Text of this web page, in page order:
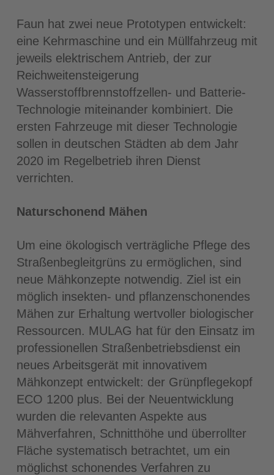
Faun hat zwei neue Prototypen entwickelt:
eine Kehrmaschine und ein Müllfahrzeug mit
jeweils elektrischem Antrieb, der zur
Reichweitensteigerung
Wasserstoffbrennstoffzellen- und Batterie-
Technologie miteinander kombiniert. Die
ersten Fahrzeuge mit dieser Technologie
sollen in deutschen Städten ab dem Jahr
2020 im Regelbetrieb ihren Dienst
verrichten.
Naturschonend Mähen
Um eine ökologisch verträgliche Pflege des
Straßenbegleitgrüns zu ermöglichen, sind
neue Mähkonzepte notwendig. Ziel ist ein
möglich insekten- und pflanzenschonendes
Mähen zur Erhaltung wertvoller biologischer
Ressourcen. MULAG hat für den Einsatz im
professionellen Straßenbetriebsdienst ein
neues Arbeitsgerät mit innovativem
Mähkonzept entwickelt: der Grünpflegekopf
ECO 1200 plus. Bei der Neuentwicklung
wurden die relevanten Aspekte aus
Mähverfahren, Schnitthöhe und überrollter
Fläche systematisch betrachtet, um ein
möglichst schonendes Verfahren zu